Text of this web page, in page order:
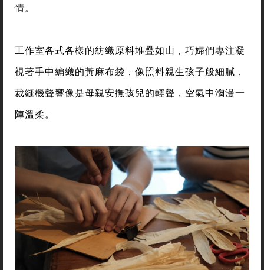
情。
工作室各式各樣的紡織原料堆疊如山，巧婦們專注凝
視著手中編織的黃麻布袋，像照料親生孩子般細膩，
裁縫機聲響像是母親安撫孩兒的輕聲，空氣中瀰漫一
陣溫柔。